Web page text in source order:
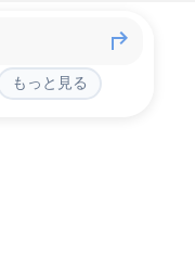
もっと見る